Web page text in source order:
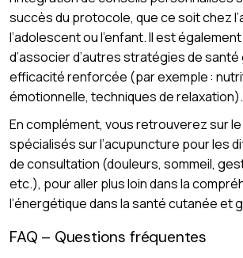
succès du protocole, que ce soit chez
l’adolescent ou l’enfant. Il est
d’associer d’autres stratégies de
efficacité renforcée (par exemple :
émotionnelle, techniques de relaxation).
En complément, vous retrouverez sur
spécialisés sur l’acupuncture pour les
de consultation (douleurs, sommeil,
etc.), pour aller plus loin dans la
l’énergétique dans la santé cutanée et
FAQ – Questions fréquentes